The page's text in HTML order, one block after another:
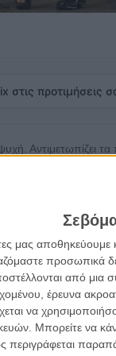
μας
προσωπικά
από μια
έρευνα
να
Μπορείτε να
περιγράφεται
στις προτιμήσεις
Αντιμετωπίζει
της. Οταν
ανισόρροπα
προσπαθεί ακόμα
Στοργής»
κομεντί,
ήρωες που δε
αυτογνωσίας.
με Γούντι Αλεν,